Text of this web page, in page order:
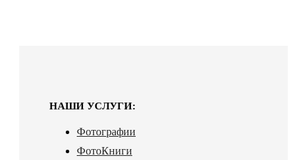
НАШИ УСЛУГИ:
Фотографии
ФотоКниги